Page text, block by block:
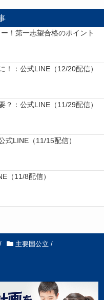
！第一志望合格のポイント
！：公式LINE（12/20配信）
？：公式LINE（11/29配信）
式LINE（11/15配信）
（11/8配信）
/ 主要国公立 /